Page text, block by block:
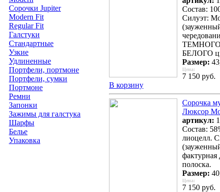
Сорочки Jupiter
Modern Fit
Regular Fit
Галстуки
Стандартные
Узкие
Удлиненные
Портфели, портмоне
Портфели, сумки
Портмоне
Ремни
Запонки
Зажимы для галстука
Шарфы
Белье
Упаковка
Состав:
Силуэт:
БЕЛОГО
Размер:
Цена:
7 150 руб.
В корзину
Сорочка
Люксор
артикул:
Состав:
лиоцелл.
фактурная
полоска.
Размер:
Цена:
7 150 руб.